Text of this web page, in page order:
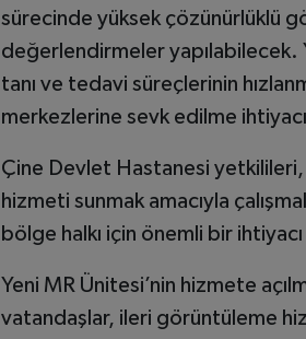
sürecinde yüksek çözünürlüklü
değerlendirmeler yapılabilecek.
tanı ve tedavi süreçlerinin
merkezlerine sevk edilme
Çine Devlet Hastanesi yetkilileri,
hizmeti sunmak amacıyla
bölge halkı için önemli bir ihtiyacı
Yeni MR Ünitesi’nin hizmete
vatandaşlar, ileri görüntüleme